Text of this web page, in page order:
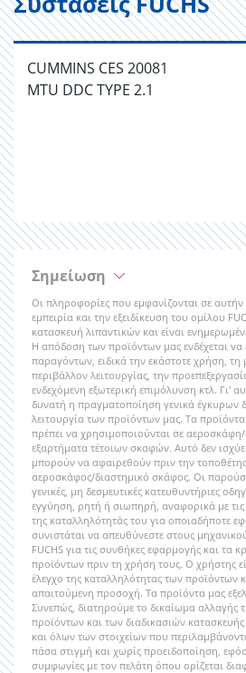
CUMMINS CES 20081
MTU DDC TYPE 2.1
Σημείωση
Οι πληροφορίες που εμφανίζονται σε αυτήν
εμπειρία και την εξειδίκευση του ομίλου
κατασκευή λιπαντικών και είναι
Η απόδοση των προϊόντων μας ενδέχεται να
παραγόντων, ειδικά την εκάστοτε χρήση,
περιβάλλον λειτουργίας, την
ενδεχόμενη εξωτερική επιμόλυνση κτλ. Γι'
δυνατή η πραγματοποίηση γενικά έγκυρων
λειτουργία των προϊόντων μας. Τα προϊόντα
πρέπει να χρησιμοποιούνται σε
εξαρτήματα τέτοιων σκαφών. Αυτό δεν
μπορούν να αφαιρεθούν πριν την
αεροσκάφος/διαστημικό σκάφος. Οι
γενικές, μη δεσμευτικές κατευθυντήριες
εγγύηση, ρητή ή σιωπηρή, αναφορικά με τις
της καταλληλότητάς του για οποιαδήποτε
συνιστάται να απευθύνεστε στους
FUCHS για τις συνθήκες εφαρμογής και τα
προϊόντων πριν τη χρήση τους. Ο χρήστης
έλεγχο της καταλληλότητας των προϊόντων
απαιτούμενη προσοχή. Τα προϊόντα μας
Συνεπώς, διατηρούμε το δικαίωμα αλλαγής
προϊόντων και των διαδικασιών
και όλων των στοιχείων που
πάσα στιγμή και χωρίς προειδοποίηση,
συμφωνίες με τον πελάτη όπου ορίζεται